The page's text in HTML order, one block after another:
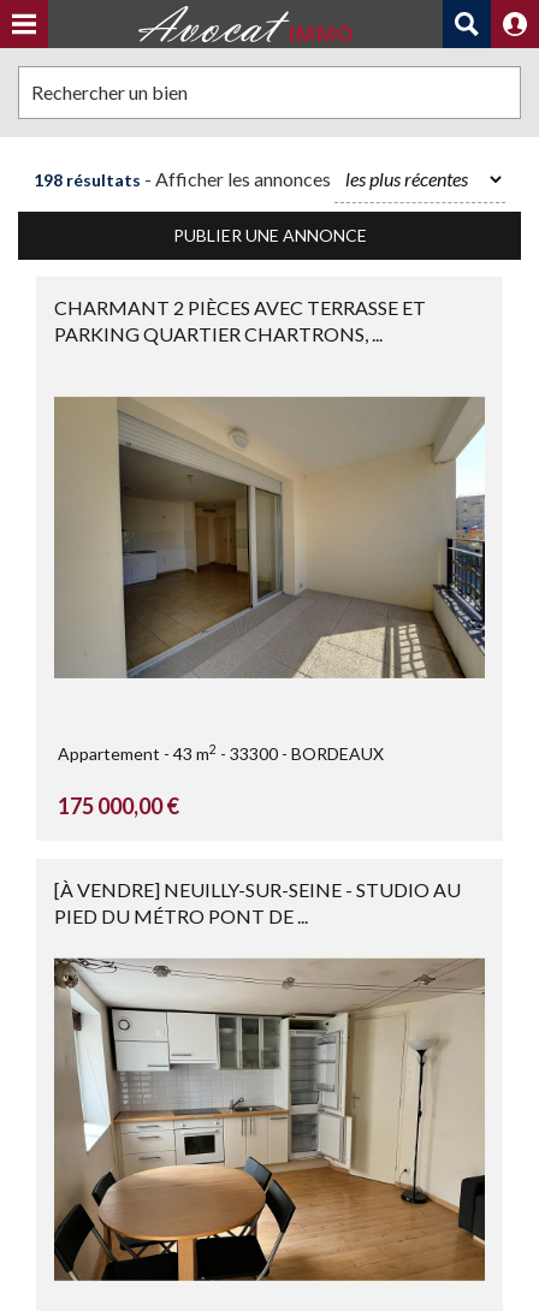
Rechercher un bien
198 résultats - Afficher les annonces
PUBLIER UNE ANNONCE
CHARMANT 2 PIÈCES AVEC TERRASSE ET
PARKING QUARTIER CHARTRONS, ...
Appartement 43 m2 33300 BORDEAUX
175 000,00 €
[À VENDRE] NEUILLY-SUR-SEINE - STUDIO AU
PIED DU MÉTRO PONT DE ...